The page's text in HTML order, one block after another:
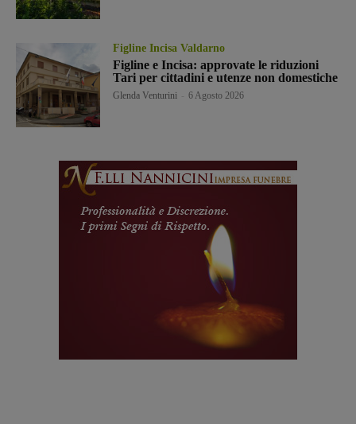
Figline Incisa Valdarno
Figline e Incisa: approvate le riduzioni
Tari per cittadini e utenze non domestiche
Glenda Venturini 6 Agosto 2026